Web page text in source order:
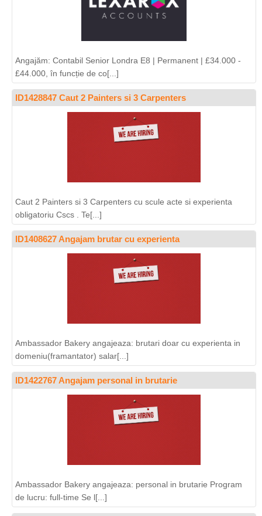
Angajăm: Contabil Senior Londra E8 | Permanent | £34.000 -
£44.000, în funcție de co[...]
ID1428847 Caut 2 Painters si 3 Carpenters
Caut 2 Painters si 3 Carpenters cu scule acte si experienta
obligatoriu Cscs . Te[...]
ID1408627 Angajam brutar cu experienta
Ambassador Bakery angajeaza: brutari doar cu experienta in
domeniu(framantator) salar[...]
ID1422767 Angajam personal in brutarie
Ambassador Bakery angajeaza: personal in brutarie Program
de lucru: full-time Se l[...]